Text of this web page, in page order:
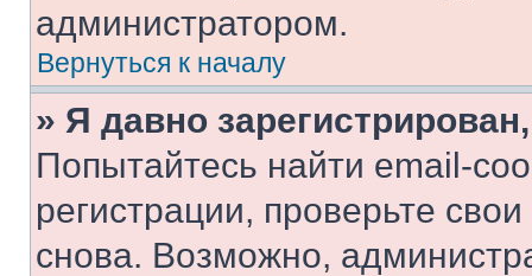
администратором.
Вернуться к началу
» Я давно
Попытайтесь найти email-
регистрации, проверьте
снова. Возможно,